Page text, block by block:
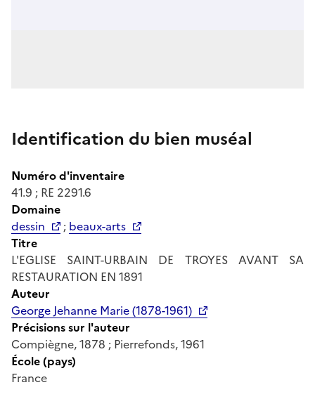
Identification du bien muséal
Numéro d'inventaire
41.9 ; RE 2291.6
Domaine
dessin
; beaux-arts
Titre
L'EGLISE SAINT-URBAIN DE TROYES AVANT SA
RESTAURATION EN 1891
Auteur
George Jehanne Marie (1878-1961)
Précisions sur l'auteur
Compiègne, 1878 ; Pierrefonds, 1961
École (pays)
France